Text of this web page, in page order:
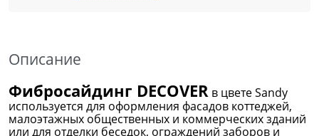
Описание
Фибросайдинг DECOVER в цвете Sandy
используется для оформления фасадов коттеджей,
малоэтажных общественных и коммерческих зданий
или для отделки беседок, ограждений заборов и